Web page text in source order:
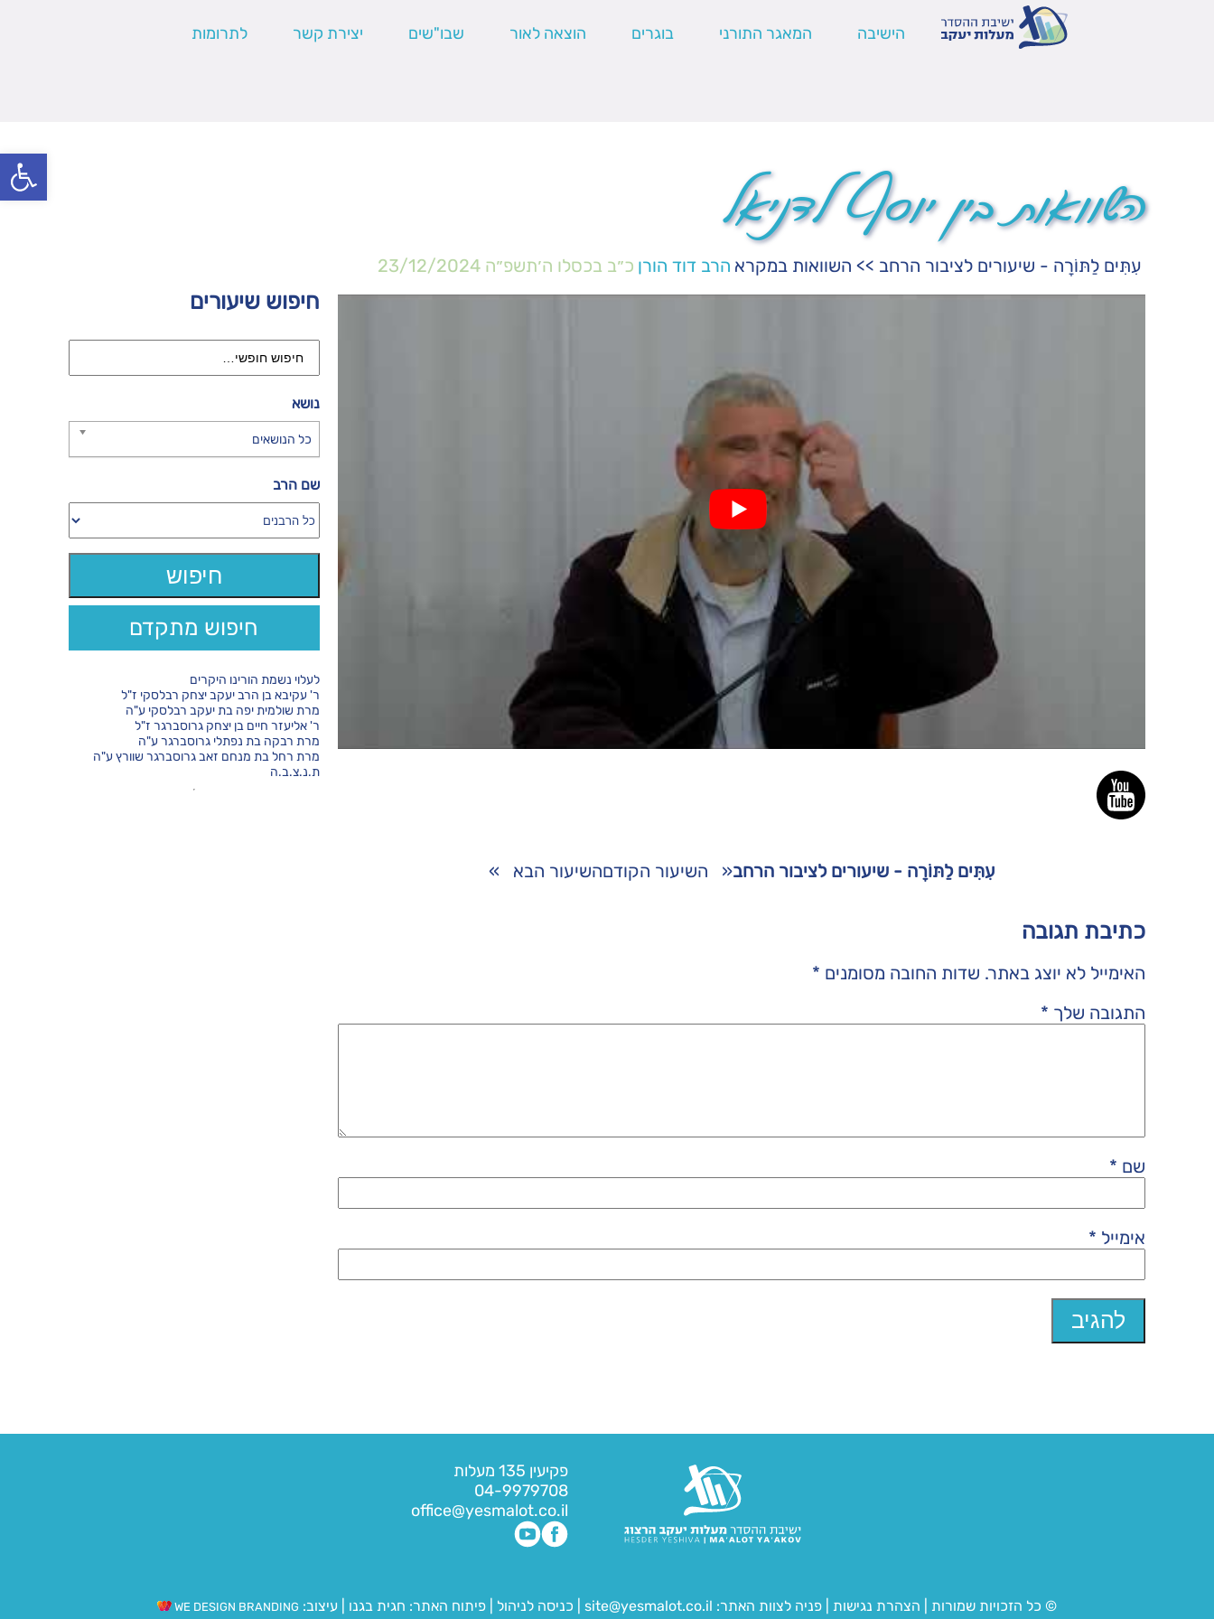
פתח
הישיבה המאגר התורני בוגרים הוצאה לאור שבו"שים יצירת קשר לתרומות
השוואות בין יוסף לדניאל
עִתִּים לַתּוֹרָה - שיעורים לציבור הרחב >> השוואות במקרא הרב דוד הורן כ״ב בכסלו ה׳תשפ״ה 23/12/2024
עִתִּים לַתּוֹרָה - שיעורים לציבור הרחב« השיעור הקודםהשיעור הבא »
כתיבת תגובה
האימייל לא יוצג באתר. שדות החובה מסומנים *
התגובה שלך *
שם *
אימייל *
חיפוש שיעורים
נושא
כל הנושאים
שם הרב
חיפוש מתקדם
לעלוי נשמת הורינו היקרים
ר' עקיבא בן הרב יעקב יצחק רבלסקי ז"ל
מרת שולמית יפה בת יעקב רבלסקי ע"ה
ר' אליעזר חיים בן יצחק גרוסברגר ז"ל
מרת רבקה בת נפתלי גרוסברגר ע"ה
מרת רחל בת מנחם זאב גרוסברגר שוורץ ע"ה
ת.נ.צ.ב.ה
פקיעין 135 מעלות
04-9979708
office@yesmalot.co.il
© כל הזכויות שמורות הצהרת נגישות פניה לצוות האתר: site@yesmalot.co.il כניסה לניהול פיתוח האתר: חגית בגנו עיצוב: WE DESIGN BRANDING